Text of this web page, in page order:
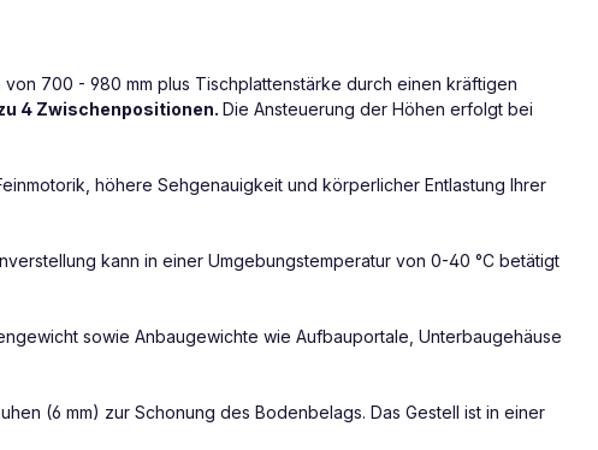
700 - 980 mm plus Tischplattenstärke durch einen kräftigen
4 Zwischenpositionen. Die Ansteuerung der Höhen erfolgt bei
höhere Sehgenauigkeit und körperlicher Entlastung Ihrer
kann in einer Umgebungstemperatur von 0-40 °C betätigt
sowie Anbaugewichte wie Aufbauportale, Unterbaugehäuse
(6 mm) zur Schonung des Bodenbelags. Das Gestell ist in einer